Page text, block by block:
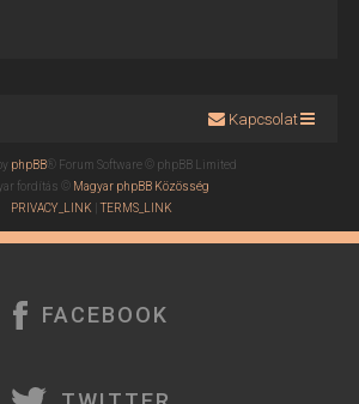
Kapcsolat
phpBB® Forum Software © phpBB Limited
fordítás © Magyar phpBB Közösség
PRIVACY_LINK |TERMS_LINK
FACEBOOK